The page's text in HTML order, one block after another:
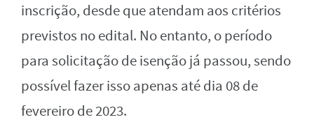
inscrição, desde que atendam aos critérios
previstos no edital. No entanto, o período
para solicitação de isenção já passou, sendo
possível fazer isso apenas até dia 08 de
fevereiro de 2023.